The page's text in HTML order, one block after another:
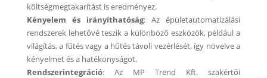
költségmegtakarítást is eredményez.
Kényelem és irányíthatóság: Az épületautomatizálási
rendszerek lehetővé teszik a különböző eszközök, például a
világítás, a fűtés vagy a hűtés távoli vezérlését, így növelve a
kényelmet és a hatékonyságot.
Rendszerintegráció: Az MP Trend Kft. szakértői